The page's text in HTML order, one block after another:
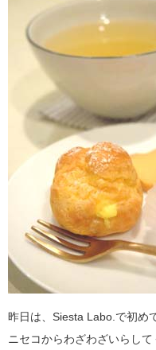
昨日は、Siesta Labo.で初め
ニセコからわざわざいらし